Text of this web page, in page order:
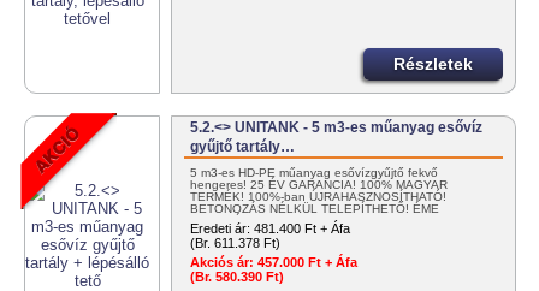
Részletek
5.2.<> UNITANK - 5 m3-es műanyag esővíz
gyűjtő tartály…
5 m3-es HD-PE műanyag esővízgyűjtő fekvő
hengeres! 25 ÉV GARANCIA! 100% MAGYAR
TERMÉK! 100%-ban ÚJRAHASZNOSÍTHATÓ!
BETONOZÁS NÉLKÜL TELEPÍTHETŐ! ÉME
ENGEDÉLYES! …
Eredeti ár: 481.400 Ft + Áfa
(Br. 611.378 Ft)
Akciós ár: 457.000 Ft + Áfa
(Br. 580.390 Ft)